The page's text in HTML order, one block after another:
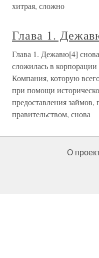
хитрая, сложно
Глава 1.
Глава 1. Дежавю[4]
сложилась в
Компания, которую
при помощи
предоставления
правительством, снова
О